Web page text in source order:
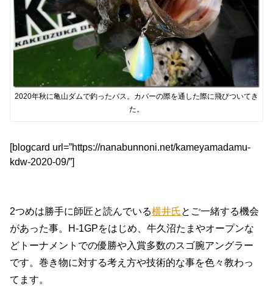
2020年秋に亀山ダムで釣ったバス。カバーの際を通した際に飛びついてき
た。
[blogcard url=”https://nanabunnoni.net/kameyamadamu-
kdw-2020-09/”]
2つめは勝手に師匠と読んでいる横井氏とご一緒する機会
があった事。H-1GPをはじめ、牛久沼たまやオープンな
どトーナメントでの優勝や入賞多数のスゴ腕アングラー
です。巻き物に対する考え方や技術的な事を色々教わっ
てます。